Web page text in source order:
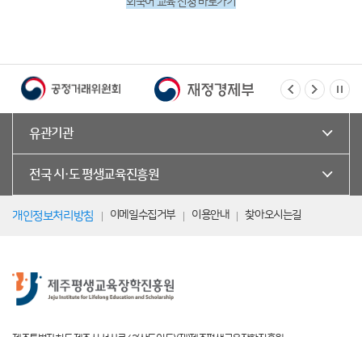
유관기관
전국 시·도 평생교육진흥원
개인정보처리방침 이메일수집거부 이용안내 찾아오시는길